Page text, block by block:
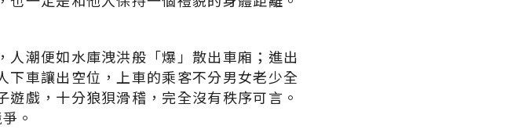
潮便如水庫洩洪般「爆」散出車廂；進出
車讓出空位，上車的乘客不分男女老少全
戲，十分狼狽滑稽，完全沒有秩序可言。
。